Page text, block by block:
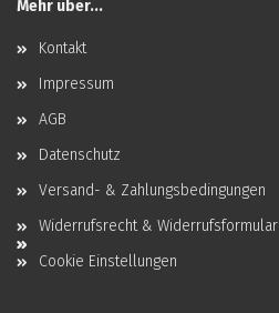
Mehr über...
Kontakt
Impressum
AGB
Datenschutz
Versand- & Zahlungsbedingungen
Widerrufsrecht & Widerrufsformular
Cookie Einstellungen